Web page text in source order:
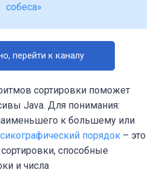
собеса»
перейти к каналу
сортировки поможет
Java. Для понимания:
к большему или
порядок – это
способные
и числа